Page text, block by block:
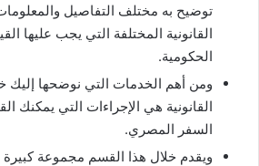
توضيح به مختلف التفاصيل
القانونية المختلفة التي يجب عليها
الحكومية.
ومن أهم الخدمات التي نوضحها إليك
القانونية هي الإجراءات التي يمكنك
السفر المصري.
ويقدم خلال هذا القسم مجموعة كبيرة